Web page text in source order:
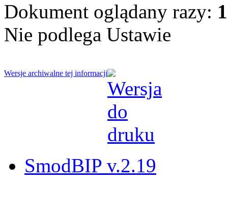
Dokument oglądany razy:
Nie podlega Ustawie
Wersje archiwalne tej informacji
SmodBIP v.2.19